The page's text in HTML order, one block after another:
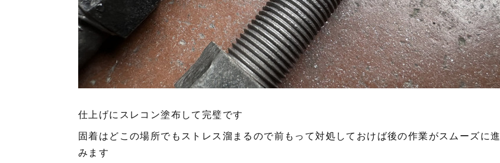
仕上げにスレコン塗布して完璧です
固着はどこの場所でもストレス溜まるので前もって対処しておけば後の作業がスムーズに進
みます